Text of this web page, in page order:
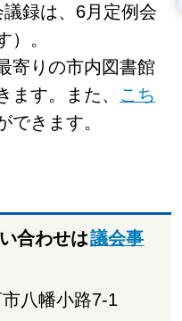
議録は、6月定例会
）。
寄りの市内図書館
ます。また、 こち
できます。
合わせは議会事
八幡小路7-1